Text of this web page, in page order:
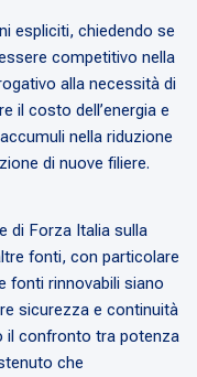
espliciti, chiedendo se
competitivo nella
alla necessità di
il costo dell’energia e
nella riduzione
di nuove filiere.
di Forza Italia sulla
fonti, con particolare
fonti rinnovabili siano
sicurezza e continuità
il confronto tra potenza
che